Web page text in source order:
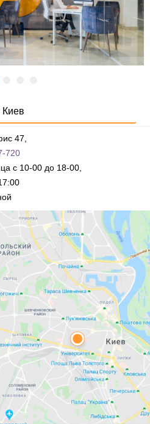
Киев
47,
720
с 10-00 до 18-00,